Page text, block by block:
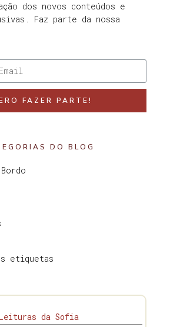
dos novos conteúdos e
Faz parte da nossa
FAZER PARTE!
DO BLOG
etiquetas
da Sofia